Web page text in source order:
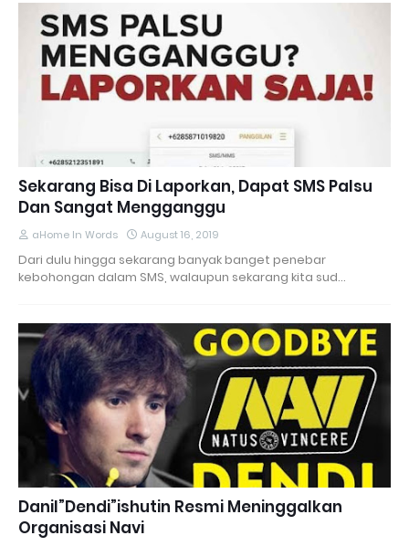
Sekarang Bisa Di Laporkan, Dapat SMS Palsu
Dan Sangat Mengganggu
aHome In Words August 16, 2019
Dari dulu hingga sekarang banyak banget penebar
kebohongan dalam SMS, walaupun sekarang kita sud…
Danil”Dendi”ishutin Resmi Meninggalkan
Organisasi Navi